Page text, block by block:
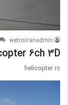
wetosiranadmin
6ch 3D
helicopter rc